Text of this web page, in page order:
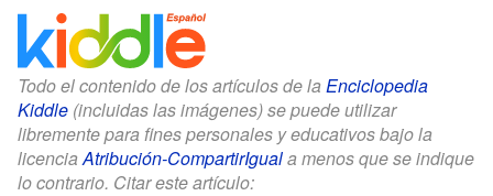
Todo el contenido de los artículos de la Enciclopedia
Kiddle (incluidas las imágenes) se puede utilizar
libremente para fines personales y educativos bajo la
licencia Atribución-CompartirIguala menos que se indique
lo contrario. Citar este artículo: